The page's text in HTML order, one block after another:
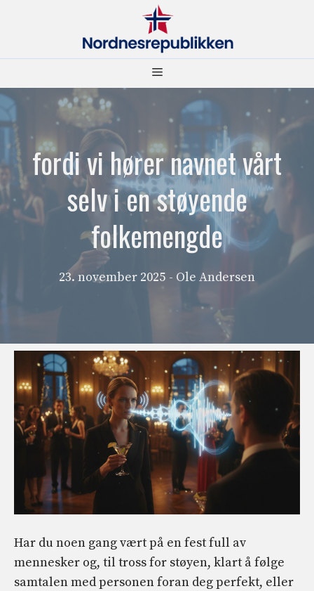
Meny
fordi vi hører navnet vårt
selv i en støyende
folkemengde
23. november 2025 - Ole Andersen
Har du noen gang vært på en fest full av
mennesker og, til tross for støyen, klart å følge
samtalen med personen foran deg perfekt, eller